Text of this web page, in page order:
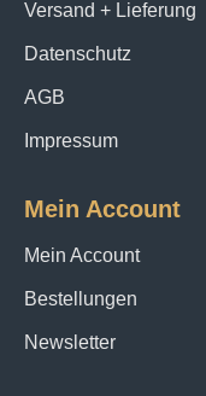
Versand + Lieferung
Datenschutz
AGB
Impressum
Mein Account
Mein Account
Bestellungen
Newsletter